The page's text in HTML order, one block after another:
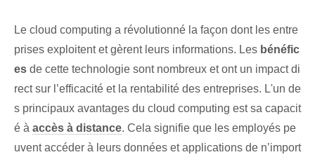
Le cloud computing a révolutionné la façon dont les entre
prises exploitent et gèrent leurs informations. Les bénéfic
es de cette technologie sont nombreux et ont un impact di
rect sur l’efficacité et la rentabilité des entreprises. L'un de
s principaux avantages du cloud computing est sa capacit
é à accès à distance. Cela signifie que les employés pe
uvent accéder à leurs données et applications de n’import